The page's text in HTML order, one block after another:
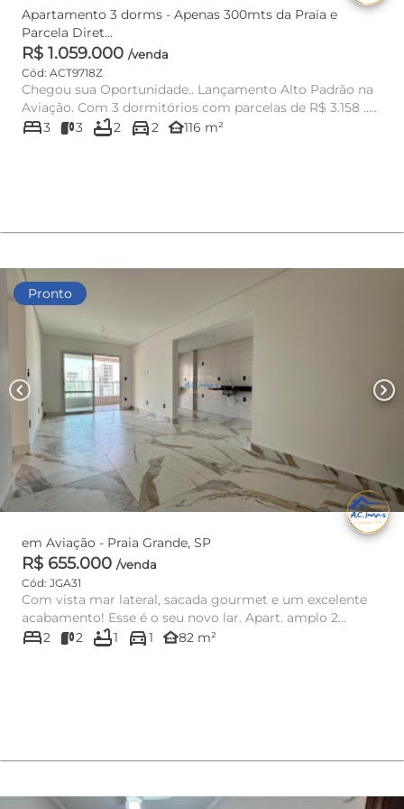
Apartamento 3 dorms - Apenas 300mts da Praia e
Parcela Diret...
R$ 1.059.000 /venda
Cód: ACT9718Z
Chegou sua Oportunidade.. Lançamento Alto Padrão na
Aviação. Com 3 dormitórios com parcelas de R$ 3.158 ..
Incrível!! ...
bed3 3 bathtub2 directions_car2 other_houses116 m²
Pronto
chevron_left chevron_right
em Aviação - Praia Grande, SP
R$ 655.000 /venda
Cód: JGA31
Com vista mar lateral, sacada gourmet e um excelente
acabamento! Esse é o seu novo lar. Apart. amplo 2
dorms. sendo...
bed2 2 bathtub1 directions_car1 other_houses82 m²